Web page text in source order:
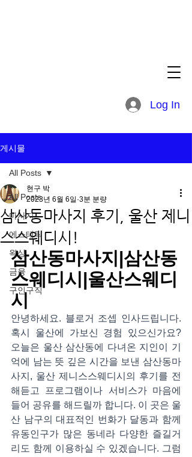
Log In
게시물
All Posts
마사지
에스테틱
왁싱
금융
구인구직
All Posts
삼산동마사지 후기, 울산 제니
스스웨디시!
현구 박
2023년 6월 6일 3분 분량
삼산동마사지|삼산동
스웨디시|울산스웨디
시
안녕하세요. 블로거 조셉 인사드립니다.
혹시 울산에 가보신 경험 있으신가요?
오늘은 울산 삼산동에 다녀온 지인이 기
억에 남는 뜻 깊은 시간을 보낸 삼산동마
사지, 울산 제니스스웨디시의 후기를 전
해듣고 프로그램이나 서비스가 마음에
들어 공유를 해드릴까 합니다. 이 곳은 울
산 남구의 대표적인 번화가 달동과 함께
유동인구가 많은 동네라 다양한 즐길거
리도 함께 이용하실 수 있겠습니다. 그럼